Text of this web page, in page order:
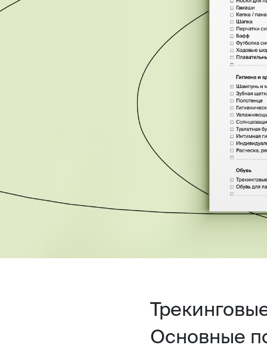
Основные